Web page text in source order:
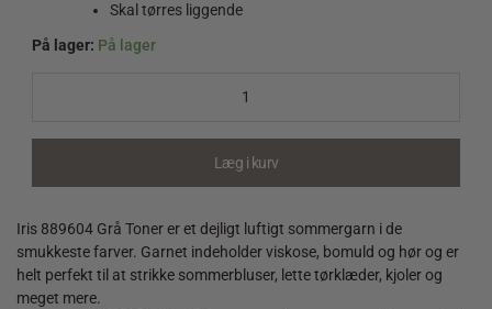
Skal tørres liggende
På lager: På lager
Læg i kurv
Iris 889604 Grå Toner er et dejligt luftigt sommergarn i de
smukkeste farver. Garnet indeholder viskose, bomuld og hør og er
helt perfekt til at strikke sommerbluser, lette tørklæder, kjoler og
meget mere.